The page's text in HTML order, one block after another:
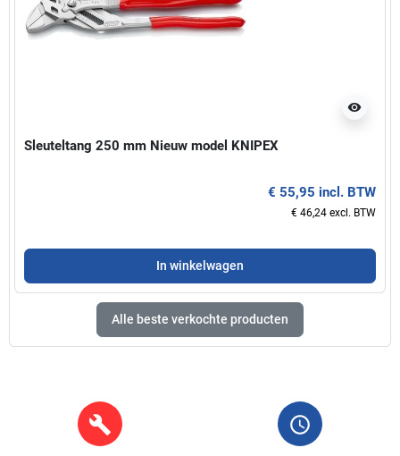
visibility
Sleuteltang 250 mm Nieuw model KNIPEX
€ 55,95 incl. BTW
€ 46,24 excl. BTW
In winkelwagen
Alle beste verkochte producten
build query_builder